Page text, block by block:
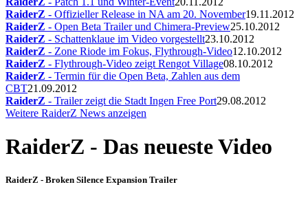
RaiderZ - Offizieller Release in NA am 20. November19.11.2012
RaiderZ - Open Beta Trailer und Chimera-Preview25.10.2012
RaiderZ - Schattenklaue im Video vorgestellt23.10.2012
RaiderZ - Zone Riode im Fokus, Flythrough-Video12.10.2012
RaiderZ - Flythrough-Video zeigt Rengot Village08.10.2012
RaiderZ - Termin für die Open Beta, Zahlen aus dem
CBT21.09.2012
RaiderZ - Trailer zeigt die Stadt Ingen Free Port29.08.2012
Weitere RaiderZ News anzeigen
RaiderZ - Das neueste Video
RaiderZ - Broken Silence Expansion Trailer